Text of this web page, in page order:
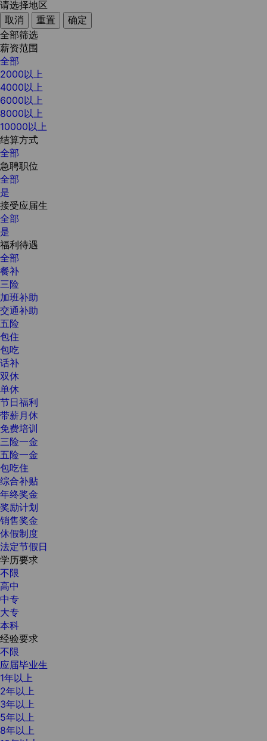
请选择地区
取消
重置
确定
全部筛选
薪资范围
全部
2000以上
4000以上
6000以上
8000以上
10000以上
结算方式
全部
急聘职位
全部
是
接受应届生
全部
是
福利待遇
全部
餐补
三险
加班补助
交通补助
五险
包住
包吃
话补
双休
单休
节日福利
带薪月休
免费培训
三险一金
五险一金
包吃住
综合补贴
年终奖金
奖励计划
销售奖金
休假制度
法定节假日
学历要求
不限
高中
中专
大专
本科
经验要求
不限
应届毕业生
1年以上
2年以上
3年以上
5年以上
8年以上